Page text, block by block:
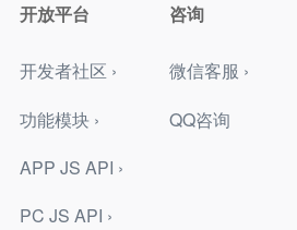
开放平台
开发者社区 ›
功能模块 ›
APP JS API ›
PC JS API ›
咨询
微信客服 ›
QQ咨询